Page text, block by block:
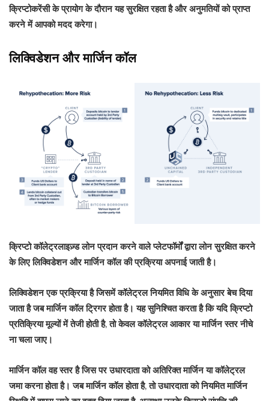
क्रिप्टोकरेंसी के प्रायोग के दौरान यह सुरक्षित रहता है और अनुमतियों को प्राप्त
करने में आपको मदद करेगा।
लिक्विडेशन और मार्जिन कॉल
क्रिप्टो कॉलेट्रलाइज़्ड लोन प्रदान करने वाले प्लेटफॉर्मों द्वारा लोन सुरक्षित करने
के लिए लिक्विडेशन और मार्जिन कॉल की प्रक्रिया अपनाई जाती है।
लिक्विडेशन एक प्रक्रिया है जिसमें कॉलेट्रल नियमित विधि के अनुसार बेच दिया
जाता है जब मार्जिन कॉल ट्रिगर होता है। यह सुनिश्चित करता है कि यदि क्रिप्टो
प्रतिक्रिया मूल्यों में तेजी होती है, तो केवल कॉलेट्रल आकार या मार्जिन स्तर नीचे
ना चला जाए।
मार्जिन कॉल वह स्तर है जिस पर उधारदाता को अतिरिक्त मार्जिन या कॉलेट्रल
जमा करना होता है। जब मार्जिन कॉल होता है, तो उधारदाता को नियमित मार्जिन